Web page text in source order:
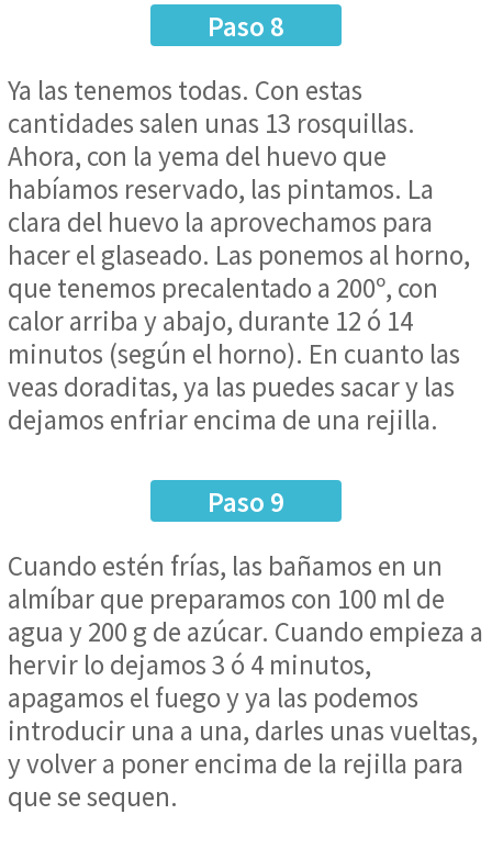
Paso 8
Ya las tenemos todas. Con estas
cantidades salen unas 13 rosquillas.
Ahora, con la yema del huevo que
habíamos reservado, las pintamos. La
clara del huevo la aprovechamos para
hacer el glaseado. Las ponemos al horno,
que tenemos precalentado a 200º, con
calor arriba y abajo, durante 12 ó 14
minutos (según el horno). En cuanto las
veas doraditas, ya las puedes sacar y las
dejamos enfriar encima de una rejilla.
Paso 9
Cuando estén frías, las bañamos en un
almíbar que preparamos con 100 ml de
agua y 200 g de azúcar. Cuando empieza a
hervir lo dejamos 3 ó 4 minutos,
apagamos el fuego y ya las podemos
introducir una a una, darles unas vueltas,
y volver a poner encima de la rejilla para
que se sequen.